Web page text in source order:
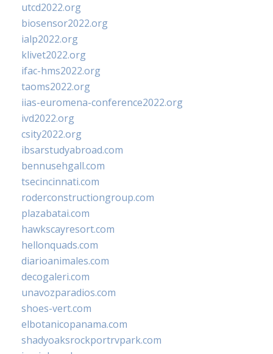
utcd2022.org
biosensor2022.org
ialp2022.org
klivet2022.org
ifac-hms2022.org
taoms2022.org
iias-euromena-conference2022.org
ivd2022.org
csity2022.org
ibsarstudyabroad.com
bennusehgall.com
tsecincinnati.com
roderconstructiongroup.com
plazabatai.com
hawkscayresort.com
hellonquads.com
diarioanimales.com
decogaleri.com
unavozparadios.com
shoes-vert.com
elbotanicopanama.com
shadyoaksrockportrvpark.com